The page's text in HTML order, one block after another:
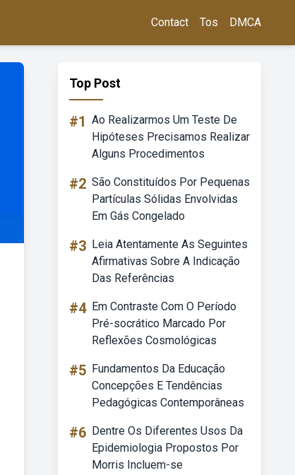
Contact Tos DMCA
Top Post
#1 Ao Realizarmos Um Teste De
Hipóteses Precisamos Realizar
Alguns Procedimentos
#2 São Constituídos Por Pequenas
Partículas Sólidas Envolvidas
Em Gás Congelado
#3 Leia Atentamente As Seguintes
Afirmativas Sobre A Indicação
Das Referências
#4 Em Contraste Com O Período
Pré-socrático Marcado Por
Reflexões Cosmológicas
#5 Fundamentos Da Educação
Concepções E Tendências
Pedagógicas Contemporâneas
#6 Dentre Os Diferentes Usos Da
Epidemiologia Propostos Por
Morris Incluem-se